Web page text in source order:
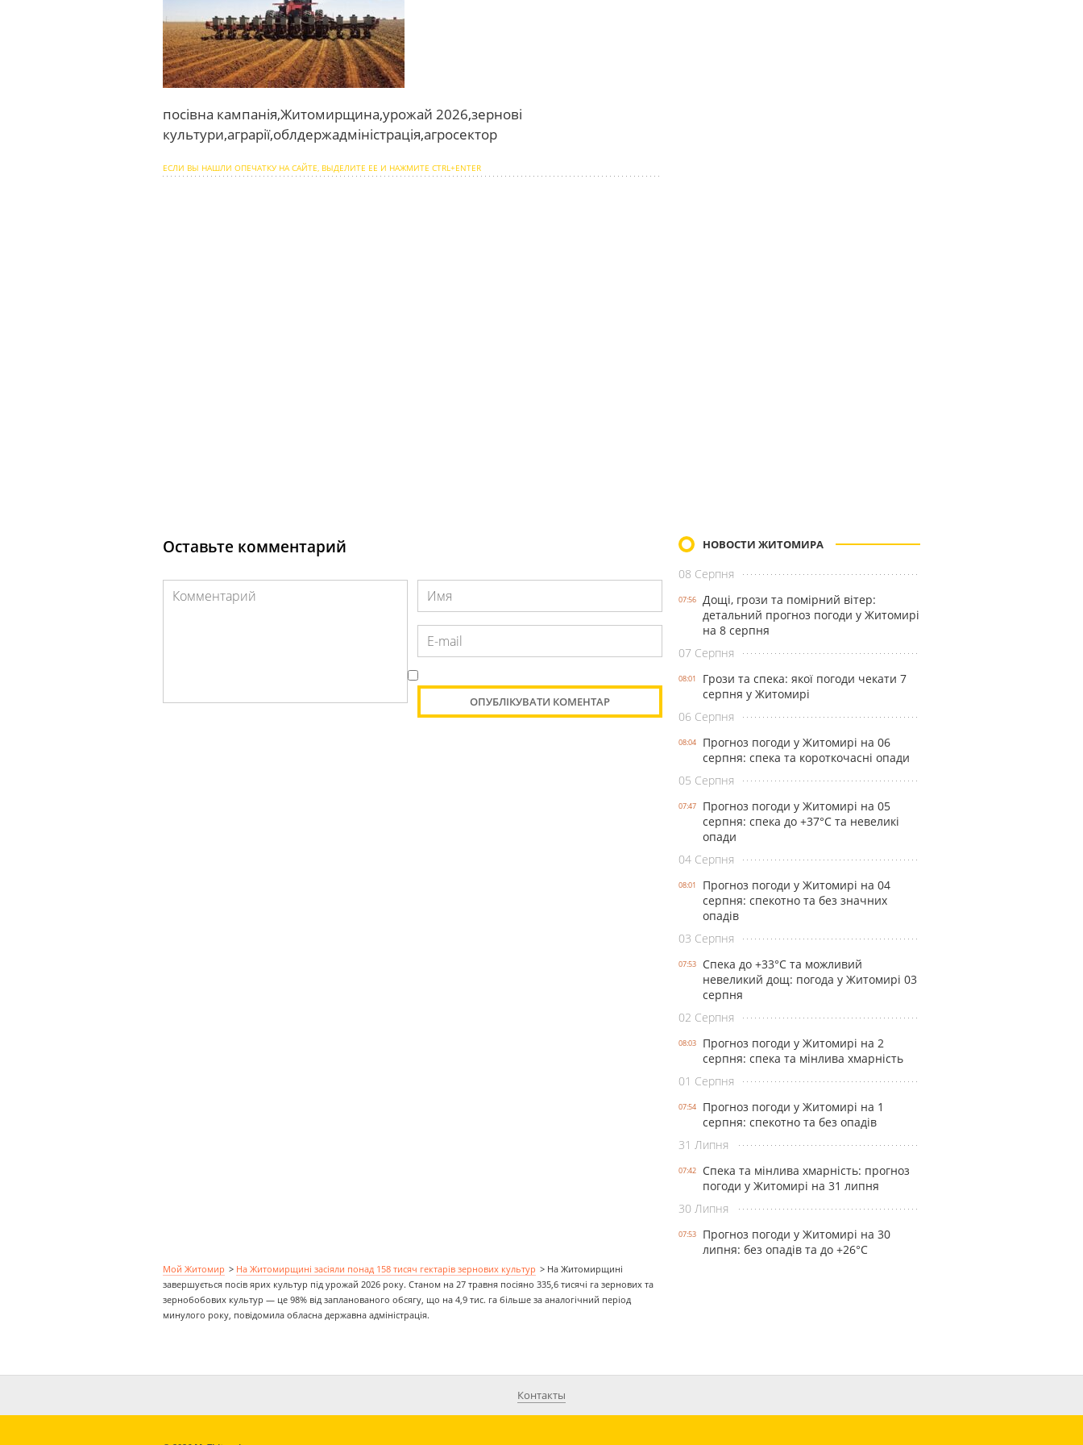
посівна кампанія,Житомирщина,урожай 2026,зернові
культури,аграрії,облдержадміністрація,агросектор
ЕСЛИ ВЫ НАШЛИ ОПЕЧАТКУ НА САЙТЕ, ВЫДЕЛИТЕ ЕЕ И НАЖМИТЕ CTRL+ENTER
Оставьте комментарий НОВОСТИ ЖИТОМИРА
08 Серпня
07:56
Дощі, грози та помірний вітер:
детальний прогноз погоди у Житомирі
на 8 серпня
07 Серпня
08:01
Грози та спека: якої погоди чекати 7
серпня у Житомирі
06 Серпня
08:04
Прогноз погоди у Житомирі на 06
серпня: спека та короткочасні опади
05 Серпня
07:47
Прогноз погоди у Житомирі на 05
серпня: спека до +37°С та невеликі
опади
04 Серпня
08:01
Прогноз погоди у Житомирі на 04
серпня: спекотно та без значних
опадів
03 Серпня
07:53
Спека до +33°С та можливий
невеликий дощ: погода у Житомирі 03
серпня
02 Серпня
08:03
Прогноз погоди у Житомирі на 2
серпня: спека та мінлива хмарність
01 Серпня
07:54
Прогноз погоди у Житомирі на 1
серпня: спекотно та без опадів
31 Липня
07:42
Спека та мінлива хмарність: прогноз
погоди у Житомирі на 31 липня
30 Липня
07:53
Прогноз погоди у Житомирі на 30
липня: без опадів та до +26°С
Мой Житомир > На Житомирщині засіяли понад 158 тисяч гектарів зернових культур > На Житомирщині
завершується посів ярих культур під урожай 2026 року. Станом на 27 травня посіяно 335,6 тисячі га зернових та
зернобобових культур — це 98% від запланованого обсягу, що на 4,9 тис. га більше за аналогічний період
минулого року, повідомила обласна державна адміністрація.
Контакты